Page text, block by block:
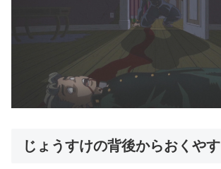
じょうすけの背後からおくやす